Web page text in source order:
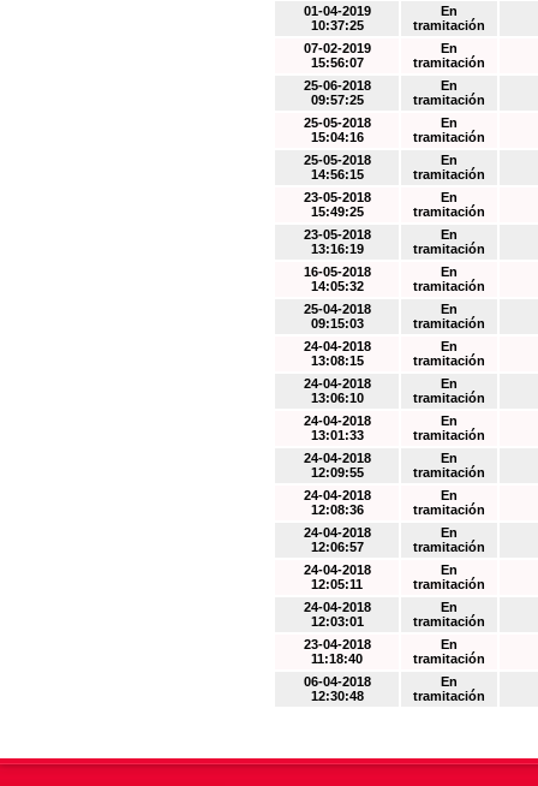
01-04-2019
10:37:25
En
tramitación
07-02-2019
15:56:07
En
tramitación
25-06-2018
09:57:25
En
tramitación
25-05-2018
15:04:16
En
tramitación
25-05-2018
14:56:15
En
tramitación
23-05-2018
15:49:25
En
tramitación
23-05-2018
13:16:19
En
tramitación
16-05-2018
14:05:32
En
tramitación
25-04-2018
09:15:03
En
tramitación
24-04-2018
13:08:15
En
tramitación
24-04-2018
13:06:10
En
tramitación
24-04-2018
13:01:33
En
tramitación
24-04-2018
12:09:55
En
tramitación
24-04-2018
12:08:36
En
tramitación
24-04-2018
12:06:57
En
tramitación
24-04-2018
12:05:11
En
tramitación
24-04-2018
12:03:01
En
tramitación
23-04-2018
11:18:40
En
tramitación
06-04-2018
12:30:48
En
tramitación